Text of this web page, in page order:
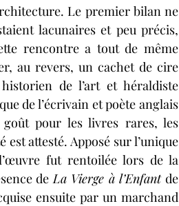
Le premier bilan ne
lacunaires et peu précis,
rencontre a tout de même
au revers, un cachet de cire
de l’art et héraldiste
de l’écrivain et poète anglais
goût pour les livres rares, les
attesté. Apposé sur l’unique
fut rentoilée lors de la
de La Vierge à l’Enfant de
ensuite par un marchand